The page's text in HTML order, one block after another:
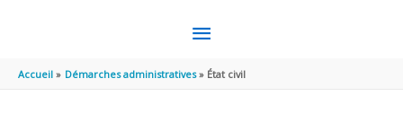
MENU
PRINCIPAL
Accueil Démarches administratives État civil